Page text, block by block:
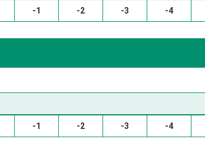
-1 -2 -3 -4
-1 -2 -3 -4